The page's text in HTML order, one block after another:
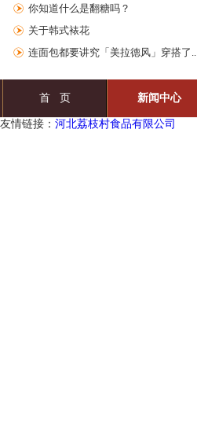
你知道什么是翻糖吗？
关于韩式裱花
连面包都要讲究「美拉德风」穿搭了..
新闻中心
首 页
友情链接： 河北荔枝村食品有限公司